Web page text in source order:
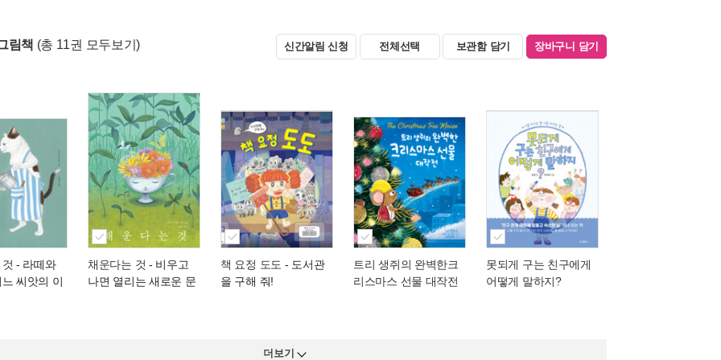
림책 (총 11권 모두보기) 신간알림 신청 전체선택 보관함 담기 장바구니 담기
- 라떼와
씨앗의 이
채운다는 것 - 비우고
나면 열리는 새로운 문
책 요정 도도 - 도서관
을 구해 줘!
트리 생쥐의 완벽한크
리스마스 선물 대작전
못되게 구는 친구에게
어떻게 말하지?
더보기